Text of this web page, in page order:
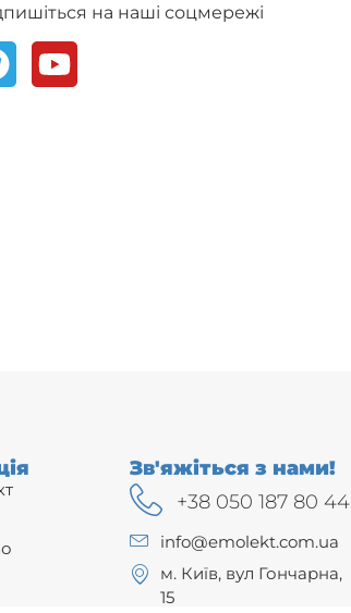
на наші соцмережі
Зв'яжіться з нами!
+38 050 187 80 44
info@emolekt.com.ua
м. Київ, вул Гончарна,
15